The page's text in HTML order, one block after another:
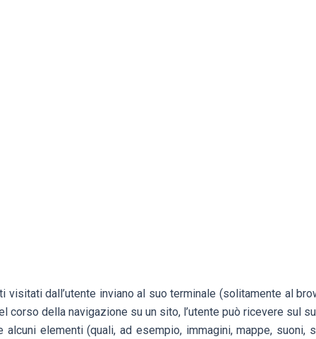
dall’utente inviano al suo terminale (solitamente al
della navigazione su un sito, l’utente può ricevere sul
elementi (quali, ad esempio, immagini, mappe,